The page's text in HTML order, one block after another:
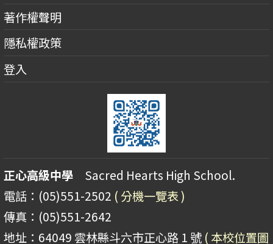
著作權聲明
隱私權政策
登入
正心高級中學 Sacred Hearts High School.
電話：(05)551-2502 ( 分機一覽表 )
傳真：(05)551-2642
地址：64049 雲林縣斗六市正心路 1 號 ( 本校位置圖